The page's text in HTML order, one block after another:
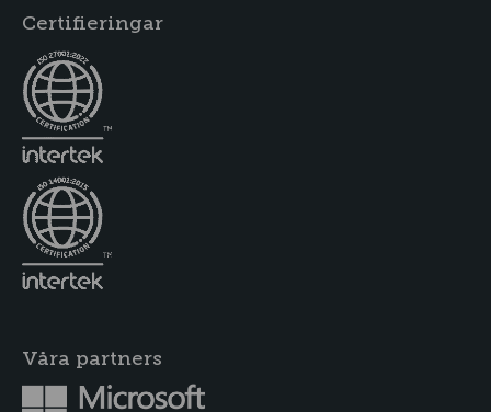
Certifieringar
Våra partners